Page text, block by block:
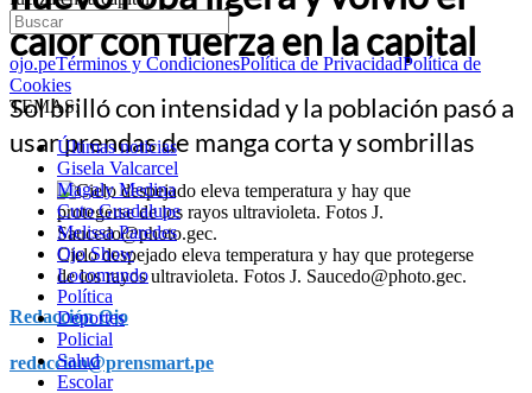
ojo.peTérminos y CondicionesPolítica de PrivacidadPolítica de
Cookies
TEMAS:
Últimas noticias
Gisela Valcarcel
Magaly Medina
Cuto Guadalupe
Melissa Paredes
Ojo Show
Locomundo
Política
Deportes
Policial
Salud
Escolar
calor con fuerza en la capital
Sol brilló con intensidad y la población pasó a
usar prendas de manga corta y sombrillas
Cielo despejado eleva temperatura y hay que protegerse
de los rayos ultravioleta. Fotos J. Saucedo@photo.gec.
Redacción Ojo
redaccion@prensmart.pe